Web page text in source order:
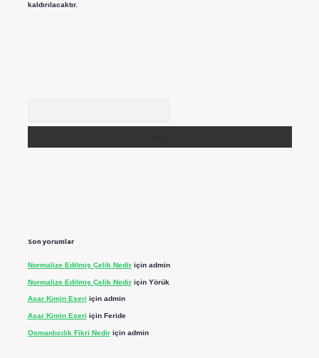
kaldırılacaktır.
Son yorumlar
Normalize Edilmiş Çelik Nediriçin admin
Normalize Edilmiş Çelik Nediriçin Yörük
Asar Kimin Eseri için admin
Asar Kimin Eseri için Feride
Osmanlıcılık Fikri Nediriçin admin